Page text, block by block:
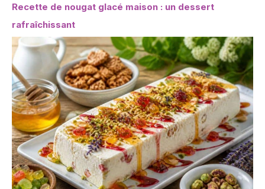
Recette de nougat glacé maison : un dessert
rafraîchissant